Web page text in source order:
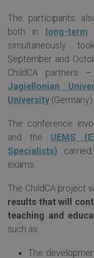
The participants
both in long-term
simultaneously
September and
ChildCA partners –
Jagiellonian
University (Germany).
The conference
and the UEMS
Specialists)
exams.
The ChildCA project
results that will
teaching and
such as:
The